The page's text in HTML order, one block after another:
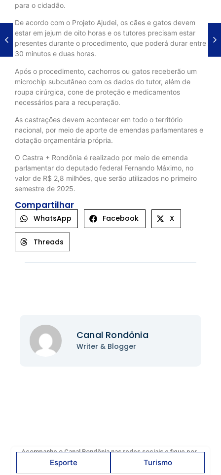
para o cidadão.
De acordo com o Projeto Ajudei, os cães e gatos devem
estar em jejum de oito horas e os tutores precisam estar
presentes durante o procedimento, que poderá durar entre
30 minutos e duas horas.
Após o procedimento, cachorros ou gatos receberão um
microchip subcutâneo com os dados do tutor, além de
roupa cirúrgica, cone de proteção e medicamentos
necessários para a recuperação.
As castrações devem acontecer em todo o território
nacional, por meio de aporte de emendas parlamentares e
dotação orçamentária própria.
O Castra + Rondônia é realizado por meio de emenda
parlamentar do deputado federal Fernando Máximo, no
valor de R$ 2,8 milhões, que serão utilizados no primeiro
semestre de 2025.
Compartilhar
WhatsApp Facebook X
Threads
Canal Rondônia
Writer & Blogger
Esporte Turismo
Acompanhe o Canal Rondônia nas redes sociais e fique por
dentro das principais notícias, acontecimentos e